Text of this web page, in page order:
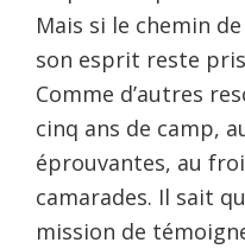
Mais si le chemin
son esprit reste
Comme d’autres
cinq ans de camp,
éprouvantes, au
camarades. Il sait
mission de